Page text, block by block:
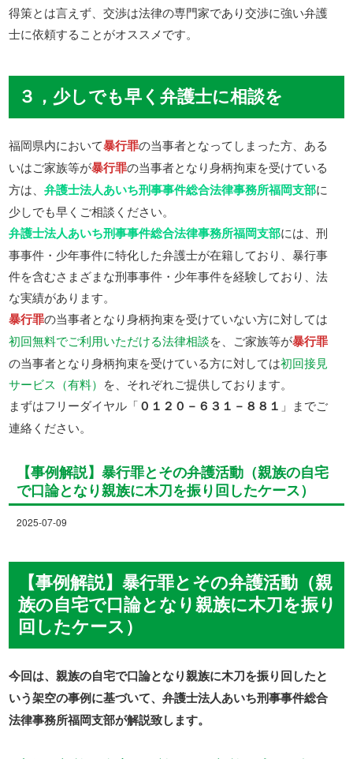
得策とは言えず、交渉は法律の専門家であり交渉に強い弁護
士に依頼することがオススメです。
３，少しでも早く弁護士に相談を
福岡県内において暴行罪の当事者となってしまった方、ある
いはご家族等が暴行罪の当事者となり身柄拘束を受けている
方は、弁護士法人あいち刑事事件総合法律事務所福岡支部に
少しでも早くご相談ください。
弁護士法人あいち刑事事件総合法律事務所福岡支部には、刑
事事件・少年事件に特化した弁護士が在籍しており、暴行事
件を含むさまざまな刑事事件・少年事件を経験しており、法
な実績があります。
暴行罪の当事者となり身柄拘束を受けていない方に対しては
初回無料でご利用いただける法律相談を、ご家族等が暴行罪
の当事者となり身柄拘束を受けている方に対しては初回接見
サービス（有料） を、それぞれご提供しております。
まずはフリーダイヤル「０１２０－６３１－８８１ 」までご
連絡ください。
【事例解説】暴行罪とその弁護活動（親族の自宅
で口論となり親族に木刀を振り回したケース）
2025-07-09
【事例解説】暴行罪とその弁護活動（親
族の自宅で口論となり親族に木刀を振り
回したケース）
今回は、親族の自宅で口論となり親族に木刀を振り回したと
いう架空の事例に基づいて、弁護士法人あいち刑事事件総合
法律事務所福岡支部が解説致します。